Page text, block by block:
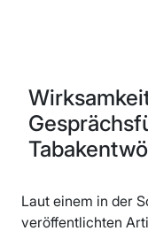
Laut einem in der
veröffentlichten